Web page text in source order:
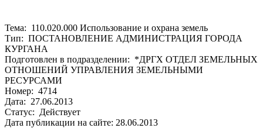
Тема: 110.020.000 Использование и охрана земель
Тип: ПОСТАНОВЛЕНИЕ АДМИНИСТРАЦИЯ ГОРОДА
КУРГАНА
Подготовлен в подразделении: *ДРГХ ОТДЕЛ ЗЕМЕЛЬНЫХ
ОТНОШЕНИЙ УПРАВЛЕНИЯ ЗЕМЕЛЬНЫМИ
РЕСУРСАМИ
Номер: 4714
Дата: 27.06.2013
Статус: Действует
Дата публикации на сайте: 28.06.2013